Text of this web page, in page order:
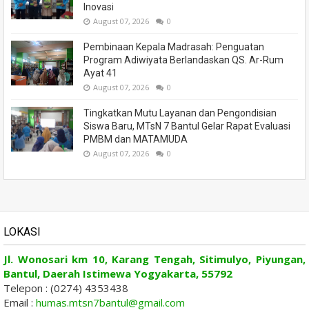
Inovasi
August 07, 2026 0
Pembinaan Kepala Madrasah: Penguatan
Program Adiwiyata Berlandaskan QS. Ar-Rum
Ayat 41
August 07, 2026 0
Tingkatkan Mutu Layanan dan Pengondisian
Siswa Baru, MTsN 7 Bantul Gelar Rapat Evaluasi
PMBM dan MATAMUDA
August 07, 2026 0
LOKASI
Jl. Wonosari km 10, Karang Tengah, Sitimulyo, Piyungan,
Bantul, Daerah Istimewa Yogyakarta, 55792
Telepon : (0274) 4353438
Email : humas.mtsn7bantul@gmail.com